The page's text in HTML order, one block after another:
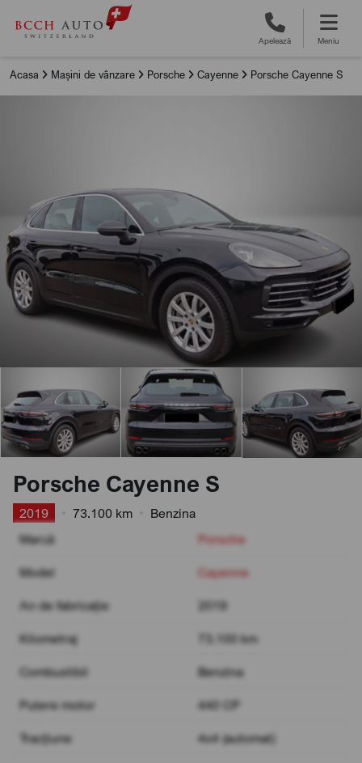
Apelează Meniu
Acasa Mașini de vânzare Porsche Cayenne Porsche Cayenne S
Porsche Cayenne S
2019 73.100 km
Benzina
Marcă
Porsche
Model Cayenne
An de fabricație 2019
Kilometraj 73.100 km
Combustibil Benzina
Putere motor 440 CP
Tracțiune 4x4 (automat)